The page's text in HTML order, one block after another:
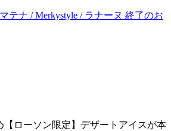
テナ / Merkystyle / ラナーヌ 終了のお
【ローソン限定】デザートアイスが本